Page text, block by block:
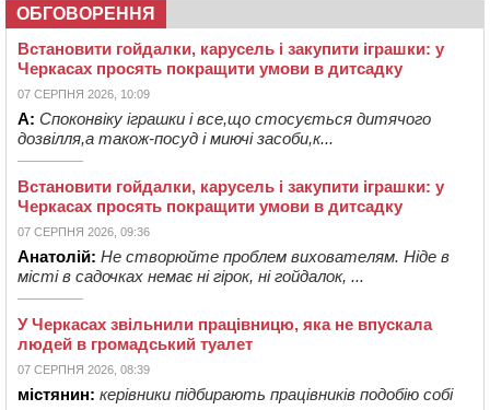
ОБГОВОРЕННЯ
Встановити гойдалки, карусель і закупити іграшки: у
Черкасах просять покращити умови в дитсадку
07 СЕРПНЯ 2026, 10:09
А: Споконвіку іграшки і все,що стосується дитячого
дозвілля,а також-посуд і миючі засоби,к...
Встановити гойдалки, карусель і закупити іграшки: у
Черкасах просять покращити умови в дитсадку
07 СЕРПНЯ 2026, 09:36
Анатолій: Не створюйте проблем вихователям. Ніде в
місті в садочках немає ні гірок, ні гойдалок, ...
У Черкасах звільнили працівницю, яка не впускала
людей в громадський туалет
07 СЕРПНЯ 2026, 08:39
містянин: керівники підбирають працівників подобію собі